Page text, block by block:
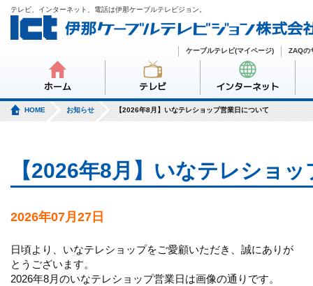
テレビ、インターネット、電話は伊那ケーブルテレビジョン。
ホーム テレビ インターネット
ZAQの
ケーブルテレビ(マイページ)
HOME お知らせ 【2026年8月】いなテレショップ営業日について
【2026年8月】いなテレショ
2026年07月27日
日頃より、いなテレショップをご愛顧いただき、誠にありが
とうございます。
2026年8月のいなテレショップ営業日は画像の通りです。